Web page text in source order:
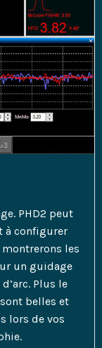
PHD2 peut
à configurer
les
un guidage
Plus le
belles et
lors de vos